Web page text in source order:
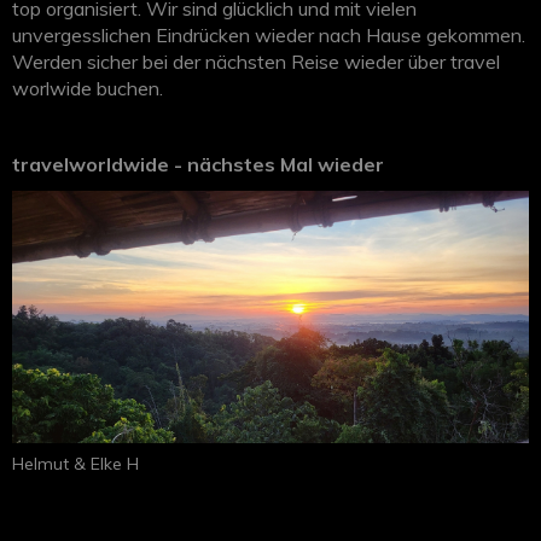
Bootstour im Komodo Nationalpark, wo wir Warane,
Flughunde, Schildkröten und Babyhaie sichten konnten und
von der Bootscrew verwöhnt wurden. Abschliessend
verbrachten wir noch einige Tage auf einer kleinen, ruhigen
Beteiligten für Ihren hervorragenden Einsatz.
top organisiert. Wir sind glücklich und mit vielen
unvergesslichen Eindrücken wieder nach Hause gekommen.
Werden sicher bei der nächsten Reise wieder über travel
worlwide buchen.
travelworldwide - nächstes Mal wieder
Helmut & Elke H